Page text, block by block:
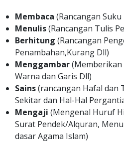
Membaca (Rancangan Suku
Menulis(Rancangan Tulis
Berhitung (Rancangan
Penambahan,Kurang Dll)
Menggambar(Memberikan
Warna dan Garis Dll)
Sains(rancangan Hafal dan
Sekitar dan Hal-Hal
Mengaji (Mengenal Huruf
Surat Pendek/Alquran,
dasar Agama Islam)